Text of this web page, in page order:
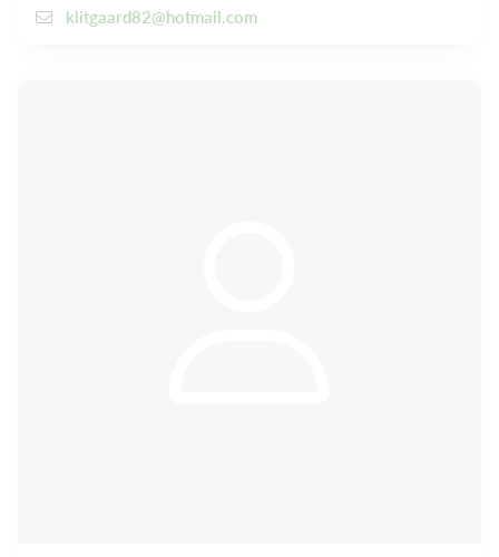
klitgaard82@hotmail.com